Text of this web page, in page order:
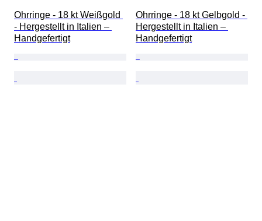
Ohrringe - 18 kt Weißgold
- Hergestellt in Italien –
Handgefertigt
Ohrringe - 18 kt Gelbgold -
Hergestellt in Italien –
Handgefertigt